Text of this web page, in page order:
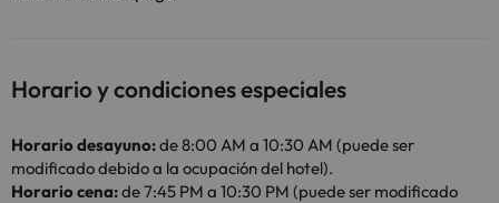
Horario y condiciones especiales
Horario desayuno:de 8:00 AM a 10:30 AM (puede ser
modificado debido a la ocupación del hotel).
Horario cena:de 7:45 PM a 10:30 PM (puede ser modificado